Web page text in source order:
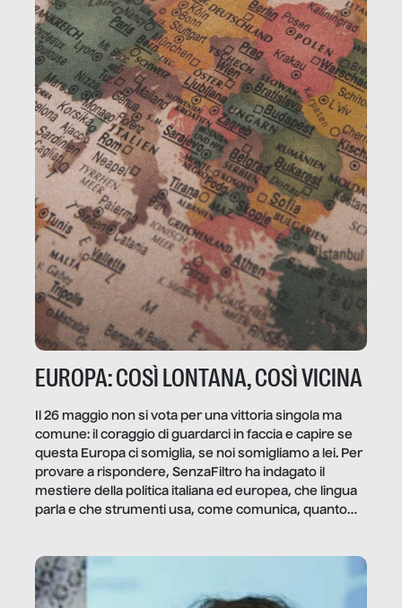
EUROPA: COSÌ LONTANA, COSÌ VICINA
Il 26 maggio non si vota per una vittoria singola ma
comune: il coraggio di guardarci in faccia e capire se
questa Europa ci somiglia, se noi somigliamo a lei. Per
provare a rispondere, SenzaFiltro ha indagato il
mestiere della politica italiana ed europea, che lingua
parla e che strumenti usa, come comunica, quanto